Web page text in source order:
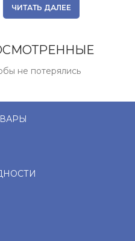
ЧИТАТЬ ДАЛЕЕ
не потерялись